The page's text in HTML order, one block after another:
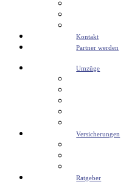
Kontakt
Partner werden
Umzüge
Versicherungen
Ratgeber